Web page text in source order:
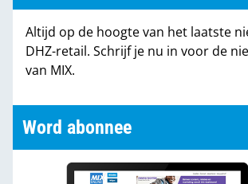
Altijd op de hoogte van het laatste
DHZ-retail. Schrijf je nu in voor de
van MIX.
Word abonnee